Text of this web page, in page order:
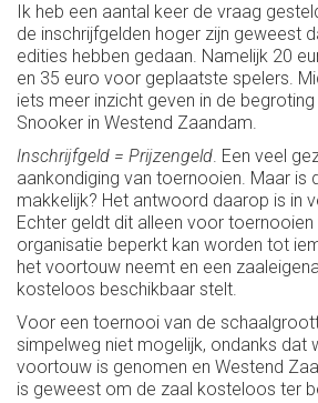
Ik heb een aantal keer de vraag
de inschrijfgelden hoger zijn geweest
edities hebben gedaan. Namelijk 20
en 35 euro voor geplaatste spelers.
iets meer inzicht geven in de
Snooker in Westend Zaandam.
Inschrijfgeld = Prijzengeld. Een veel
aankondiging van toernooien. Maar is
makkelijk? Het antwoord daarop is in
Echter geldt dit alleen voor toernooien
organisatie beperkt kan worden tot
het voortouw neemt en een
kosteloos beschikbaar stelt.
Voor een toernooi van de
simpelweg niet mogelijk, ondanks dat
voortouw is genomen en Westend
is geweest om de zaal kosteloos ter